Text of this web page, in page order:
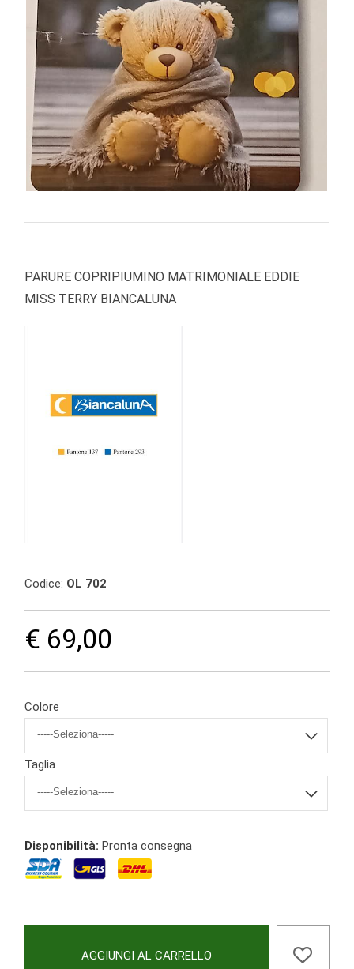
PARURE COPRIPIUMINO MATRIMONIALE EDDIE
MISS TERRY BIANCALUNA
Codice: OL 702
€ 69,00
Colore
Taglia
Disponibilità: Pronta consegna
AGGIUNGI AL CARRELLO